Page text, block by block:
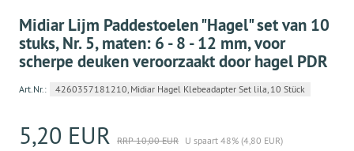
Midiar Lijm Paddestoelen "Hagel" set van 10
stuks, Nr. 5, maten: 6 - 8 - 12 mm, voor
scherpe deuken veroorzaakt door hagel PDR
Art.Nr.: 4260357181210, Midiar Hagel Klebeadapter Set lila, 10 Stück
5,20 EUR RRP 10,00 EUR U spaart 48% (4,80 EUR)